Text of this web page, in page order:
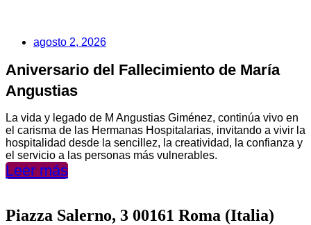
agosto 2, 2026
Aniversario del Fallecimiento de María
Angustias
La vida y legado de M Angustias Giménez, continúa vivo en
el carisma de las Hermanas Hospitalarias, invitando a vivir la
hospitalidad desde la sencillez, la creatividad, la confianza y
el servicio a las personas más vulnerables.
Leer más
Piazza Salerno, 3 00161 Roma (Italia)